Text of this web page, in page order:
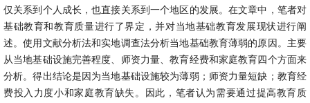
仅关系到个人成长，也直接关系到一个地区的发展。在文章中，笔者对
基础教育和教育质量进行了界定，并对当地基础教育发展现状进行阐
述。使用文献分析法和实地调查法分析当地基础教育薄弱的原因。主要
从当地基础设施完善程度、师资力量、教育经费和家庭教育四个方面来
分析。得出结论是因为当地基础设施较为薄弱；师资力量短缺；教育经
费投入力度小和家庭教育缺失。因此，笔者认为需要通过提高教育质